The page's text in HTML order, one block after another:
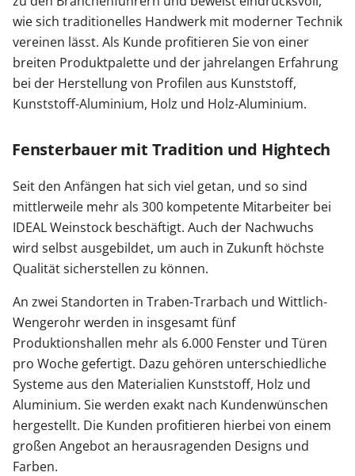
Sonnenschutz
Zäune & Tore
Anmelden / Registrieren
wie sich traditionelles Handwerk mit moderner Technik
vereinen lässt. Als Kunde profitieren Sie von einer
breiten Produktpalette und der jahrelangen Erfahrung
bei der Herstellung von Profilen aus Kunststoff,
Kunststoff-Aluminium, Holz und Holz-Aluminium.
Fensterbauer mit Tradition und Hightech
Seit den Anfängen hat sich viel getan, und so sind
mittlerweile mehr als 300 kompetente Mitarbeiter bei
IDEAL Weinstock beschäftigt. Auch der Nachwuchs
wird selbst ausgebildet, um auch in Zukunft höchste
Qualität sicherstellen zu können.
An zwei Standorten in Traben-Trarbach und Wittlich-
Wengerohr werden in insgesamt fünf
Produktionshallen mehr als 6.000 Fenster und Türen
pro Woche gefertigt. Dazu gehören unterschiedliche
Systeme aus den Materialien Kunststoff, Holz und
Aluminium. Sie werden exakt nach Kundenwünschen
hergestellt. Die Kunden profitieren hierbei von einem
großen Angebot an herausragenden Designs und
Farben.